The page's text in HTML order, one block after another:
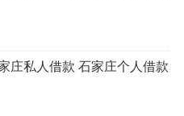
庄私人借款 石家庄个人借款